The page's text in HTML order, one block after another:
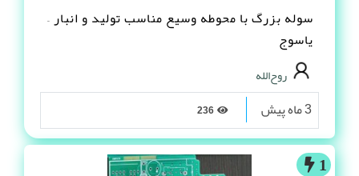
سوله بزرگ با محوطه وسیع مناسب تولید و انبار –
یاسوج
روح‌الله
3 ماه پیش
1